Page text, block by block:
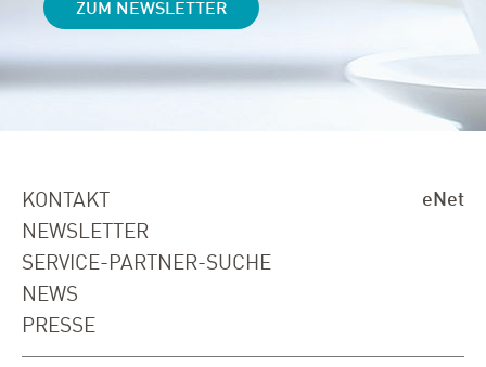
ZUM NEWSLETTER
KONTAKT
NEWSLETTER
SERVICE-PARTNER-SUCHE
NEWS
PRESSE
eNet